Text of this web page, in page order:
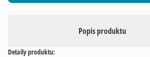
Popis produktu
Detaily produktu: